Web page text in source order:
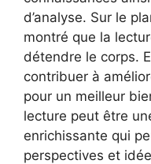
d’analyse. Sur le
montré que la
détendre le corps.
contribuer à
pour un meilleur
lecture peut être
enrichissante qui
perspectives et